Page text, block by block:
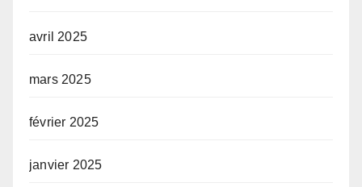
avril 2025
mars 2025
février 2025
janvier 2025